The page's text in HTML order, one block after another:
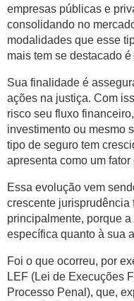
empresas públicas e
consolidando no
modalidades que esse
mais tem se destacado
Sua finalidade é
ações na justiça. Com
risco seu fluxo
investimento ou mesmo
tipo de seguro tem
apresenta como um
Essa evolução vem
crescente jurisprudência
principalmente, porque
específica quanto à sua
Foi o que ocorreu, por
LEF (Lei de Execuções
Processo Penal), que,